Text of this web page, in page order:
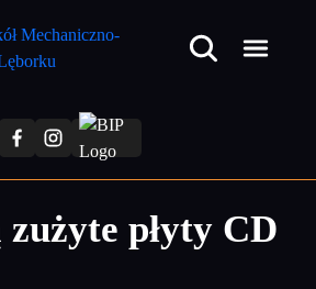
płyty CD